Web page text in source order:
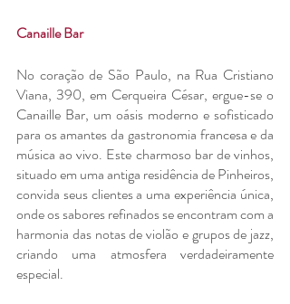
Canaille Bar
No coração de São Paulo, na Rua Cristiano
Viana, 390, em Cerqueira César, ergue-se o
Canaille Bar, um oásis moderno e sofisticado
para os amantes da gastronomia francesa e da
música ao vivo. Este charmoso bar de vinhos,
situado em uma antiga residência de Pinheiros,
convida seus clientes a uma experiência única,
onde os sabores refinados se encontram com a
harmonia das notas de violão e grupos de jazz,
criando uma atmosfera verdadeiramente
especial.